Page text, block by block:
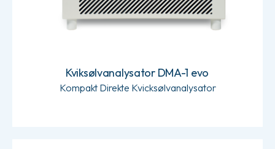
Kviksølvanalysator DMA-1 evo
Kompakt Direkte Kvicksølvanalysator